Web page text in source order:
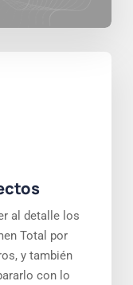
al detalle los
Total por
y también
con lo